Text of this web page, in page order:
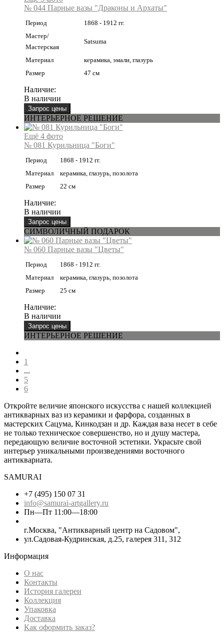
№ 044 Парные вазы "Драконы и Архаты"
Период
1868 - 1912 гг.
Мастер/
Мастерская
Satsuma
Материал
керамика, эмали, глазурь
Размер
47 см
Наличие:
В наличии
ИНТЕРЬЕРНОЕ РЕШЕНИЕ
Ещё 4 фото
№ 081 Курильница "Боги"
Период
1868 - 1912 гг.
Материал
керамика, глазурь, позолота
Размер
22 см
Наличие:
В наличии
СИМВОЛИЧНЫЙ ПОДАРОК
№ 060 Парные вазы "Цветы"
Период
1868 - 1912 гг.
Материал
керамика, глазурь, позолота
Размер
25 см
Наличие:
В наличии
ИНТЕРЬЕРНОЕ РЕШЕНИЕ
1
...
5
6
Откройте величие японского искусства с нашей коллекцией
антикварных ваз из керамики и фарфора, созданных в
мастерских Сацума, Кинкодзан и др. Каждая ваза несет в себе
не только техническое совершенство, но и душу мастера,
передающую величие восточной эстетики. Украсьте свой
интерьер уникальными произведениями восточного
антиквариата.
SAMURAI
+7 (495) 150 07 31
info@samurai-artgallery.ru
Пн—Пт 11:00—18:00
г.Москва, "Антикварный центр на Садовом",
ул.Садовая-Кудринская, д.25, галерея 311, 312
Информация
О нас
Контакты
История галереи
Коллекция
Упаковка
Доставка
Как оформить заказ?